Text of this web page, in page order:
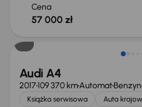
Cena
57 000 zł
Taniej o 1 500 zł
Audi A4
2017109 370 kmAutomat
Książka serwisowa Auta